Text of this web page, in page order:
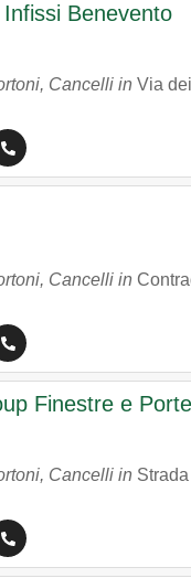
Benevento
Cancelli in Via
Cancelli in
Finestre e Porte
Cancelli in